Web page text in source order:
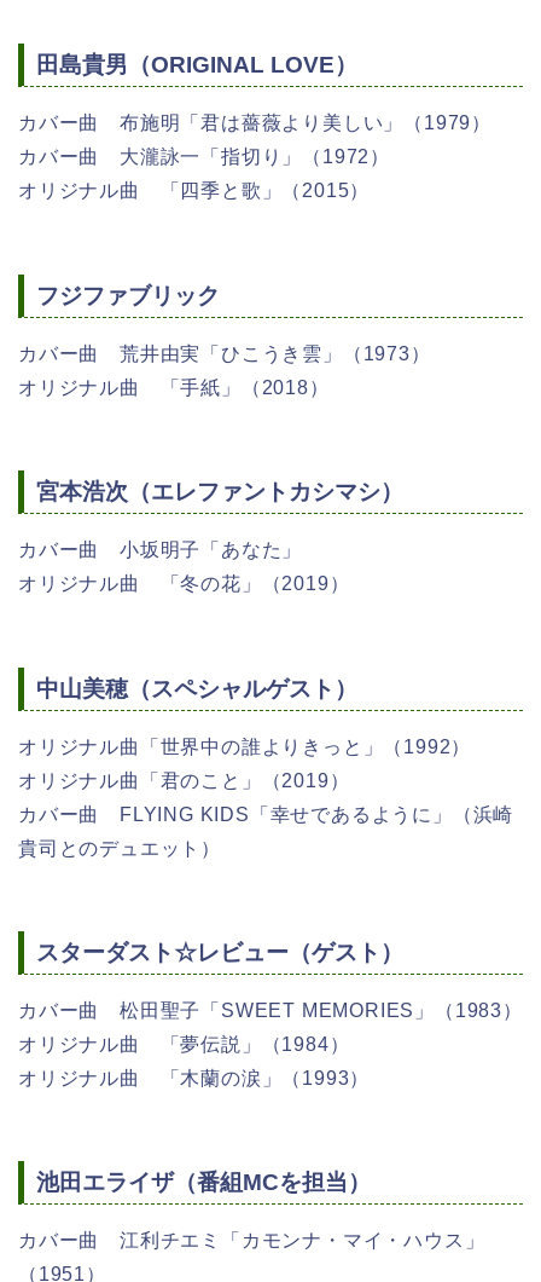
田島貴男（ORIGINAL LOVE）
カバー曲 布施明「君は薔薇より美しい」（1979）
カバー曲 大瀧詠一「指切り」（1972）
オリジナル曲 「四季と歌」（2015）
フジファブリック
カバー曲 荒井由実「ひこうき雲」（1973）
オリジナル曲 「手紙」（2018）
宮本浩次（エレファントカシマシ）
カバー曲 小坂明子「あなた」
オリジナル曲 「冬の花」（2019）
中山美穂（スペシャルゲスト）
オリジナル曲「世界中の誰よりきっと」（1992）
オリジナル曲「君のこと」（2019）
カバー曲 FLYING KIDS「幸せであるように」（浜崎
貴司とのデュエット）
スターダスト☆レビュー（ゲスト）
カバー曲 松田聖子「SWEET MEMORIES」（1983）
オリジナル曲 「夢伝説」（1984）
オリジナル曲 「木蘭の涙」（1993）
池田エライザ（番組MCを担当）
カバー曲 江利チエミ「カモンナ・マイ・ハウス」
（1951）